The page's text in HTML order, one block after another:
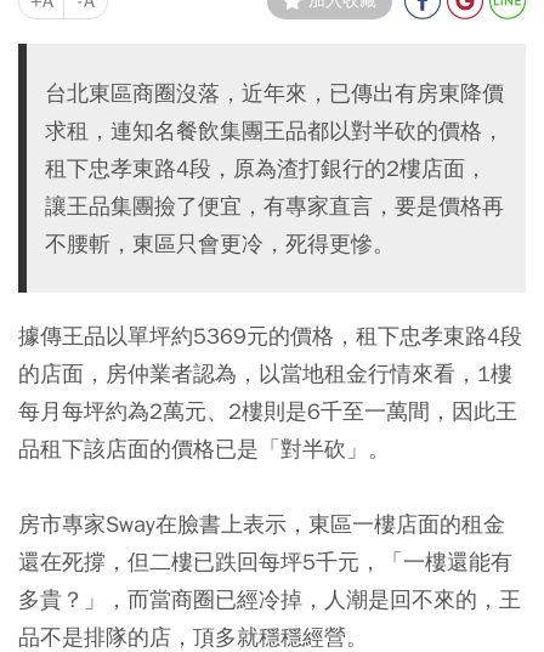
台北東區商圈沒落，近年來，已傳出有房東降價
求租，連知名餐飲集團王品都以對半砍的價格，
租下忠孝東路4段，原為渣打銀行的2樓店面，
讓王品集團撿了便宜，有專家直言，要是價格再
不腰斬，東區只會更冷，死得更慘。
據傳王品以單坪約5369元的價格，租下忠孝東路4段
的店面，房仲業者認為，以當地租金行情來看，1樓
每月每坪約為2萬元、2樓則是6千至一萬間，因此王
品租下該店面的價格已是「對半砍」。
房市專家Sway在臉書上表示，東區一樓店面的租金
還在死撐，但二樓已跌回每坪5千元，「一樓還能有
多貴？」，而當商圈已經冷掉，人潮是回不來的，王
品不是排隊的店，頂多就穩穩經營。